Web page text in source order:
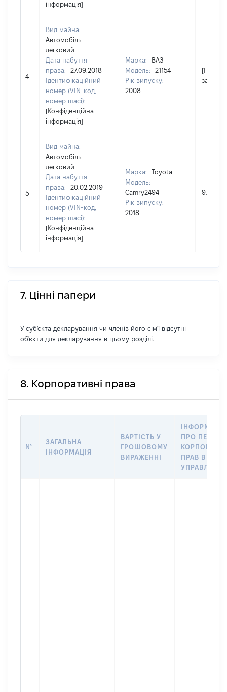
інформація]
4
Вид майна:
Автомобіль
легковий
Дата набуття
права:
27.09.2018
Ідентифікаційний
номер (VIN-код,
номер шасі):
[Конфіденційна
інформація]
Марка:
ВАЗ
Модель:
21154
Рік випуску:
2008
[Не
5
Вид майна:
Автомобіль
легковий
Дата набуття
права:
20.02.2019
Ідентифікаційний
номер (VIN-код,
номер шасі):
[Конфіденційна
інформація]
Марка:
Toyota
Модель:
Camry2494
Рік випуску:
2018
973330
7. Цінні папери
У суб'єкта декларування чи членів його сім'ї відсутні
об'єкти для декларування в цьому розділі.
8. Корпоративні права
№
ЗАГАЛЬНА
ІНФОРМАЦІЯ
ВАРТІСТЬ У
ГРОШОВОМУ
ВИРАЖЕННІ
ІНФОРМАЦІЯ
ПРО
ПРАВ В
УПРАВЛІННЯ